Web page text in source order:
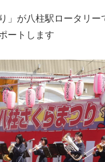
」が八柱駅ロータリー
ートします